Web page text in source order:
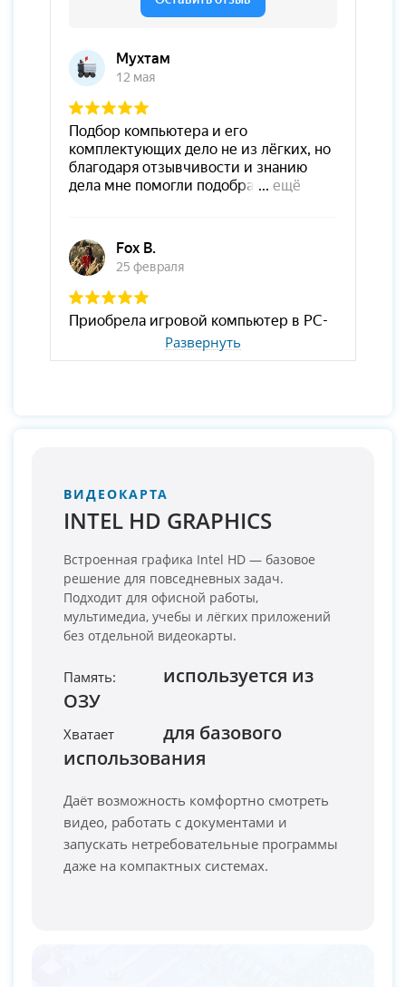
Развернуть
ВИДЕОКАРТА
INTEL HD GRAPHICS
Встроенная графика Intel HD — базовое
решение для повседневных задач.
Подходит для офисной работы,
мультимедиа, учебы и лёгких приложений
без отдельной видеокарты.
Память:
используется из
ОЗУ
Хватает
для базового
использования
Даёт возможность комфортно смотреть
видео, работать с документами и
запускать нетребовательные программы
даже на компактных системах.